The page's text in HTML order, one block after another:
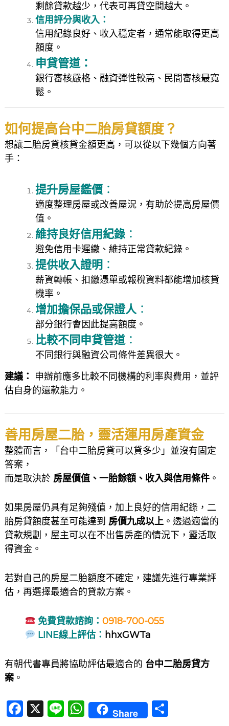
剩餘貸款越少，代表可再貸空間越大。
信用評分與收入：
信用紀錄良好、收入穩定者，通常能取得更高
額度。
申貸管道：
銀行審核嚴格、融資彈性較高、民間審核最寬
鬆。
如何提高台中二胎房貸額度？
想讓二胎房貸核貸金額更高，可以從以下幾個方向著
手：
提升房屋鑑價：
適度整理房屋或改善屋況，有助於提高房屋價
值。
維持良好信用紀錄：
避免信用卡遲繳、維持正常貸款紀錄。
提供收入證明 ：
薪資轉帳、扣繳憑單或報稅資料都能增加核貸
機率。
增加擔保品或保證人：
部分銀行會因此提高額度。
比較不同申貸管道：
不同銀行與融資公司條件差異很大。
建議：
申辦前應多比較不同機構的利率與費用，並評
估自身的還款能力。
善用房屋二胎，靈活運用房產資金
整體而言，「台中二胎房貸可以貸多少」並沒有固定
答案，
而是取決於 房屋價值、一胎餘額、收入與信用條件。
如果房屋仍具有足夠殘值，加上良好的信用紀錄，二
胎房貸額度甚至可能達到 房價九成以上。透過適當的
貸款規劃，屋主可以在不出售房產的情況下，靈活取
得資金。
若對自己的房屋二胎額度不確定，建議先進行專業評
估，再選擇最適合的貸款方案。
免費貸款諮詢：0918-700-055
LINE線上評估： hhxGWTa
有朝代書專員將協助評估最適合的 台中二胎房貸方
案。
F X Li W
Share
分